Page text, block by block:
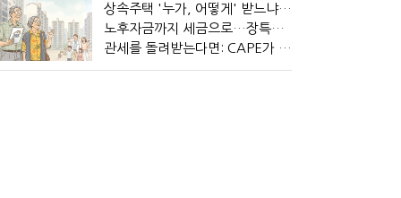
상속주택 '누가, 어떻게' 받느냐에 따라 세금이 달라진다
노후자금까지 세금으로…장특공제 폐지가 부를 조세의 역설
관세를 돌려받는다면: CAPE가 바꾼 기업의 현금흐름